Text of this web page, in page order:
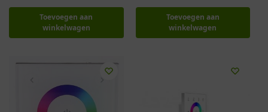
Toevoegen aan
winkelwagen
Toevoegen aan
winkelwagen